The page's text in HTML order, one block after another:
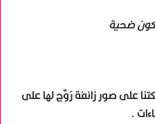
ضحية
على صور زائفة رُوِّج لها على
.